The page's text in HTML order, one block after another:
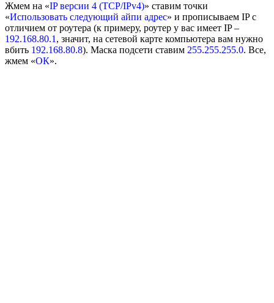
Жмем на «IP версии 4 (TCP/IPv4)» ставим точки
«Использовать следующий айпи адрес» и прописываем IP c
отличием от роутера (к примеру, роутер у вас имеет IP –
192.168.80.1 , значит, на сетевой карте компьютера вам нужно
вбить 192.168.80.8). Маска подсети ставим 255.255.255.0. Все,
жмем «ОК».